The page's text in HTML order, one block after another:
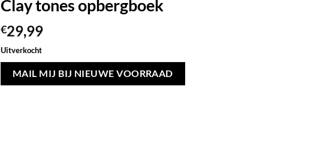
Clay tones opbergboek
€29,99
Uitverkocht
MAIL MIJ BIJ NIEUWE VOORRAAD